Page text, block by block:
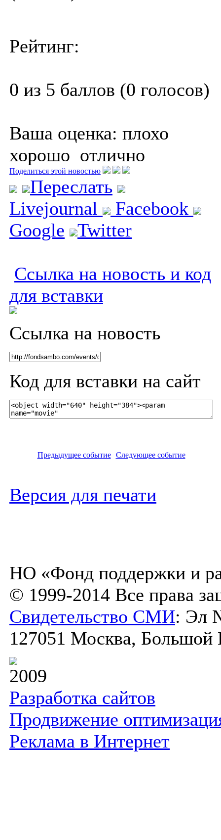
Рейтинг:
0 из 5 баллов (0 голосов)
Ваша оценка: плохо
хорошо отлично
Поделиться этой новостью
Переслать
Livejournal
Facebook
Google
Twitter
Ссылка на новость и код
для вставки
Ссылка на новость
Код для вставки на сайт
Предыдущее событие Следующее событие
Версия для печати
НО «Фонд поддержки и
© 1999-2014 Все права
Свидетельство СМИ: Эл
127051 Москва, Большой
2009
Разработка сайтов
Продвижение
Реклама в Интернет